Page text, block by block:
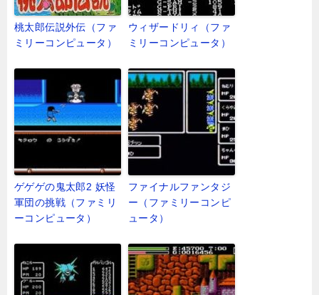
桃太郎伝説外伝（ファ
ミリーコンピュータ）
ウィザードリィ（ファ
ミリーコンピュータ）
ゲゲゲの鬼太郎2 妖怪
軍団の挑戦（ファミリ
ーコンピュータ）
ファイナルファンタジ
ー（ファミリーコンピ
ュータ）